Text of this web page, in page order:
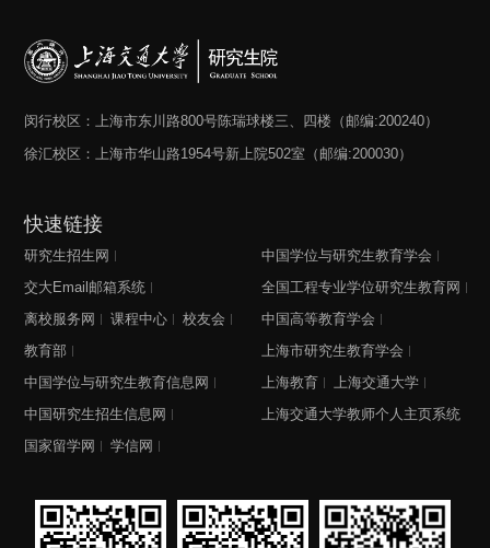
闵行校区：上海市东川路800号陈瑞球楼三、四楼（邮编:200240）
徐汇校区：上海市华山路1954号新上院502室（邮编:200030）
快速链接
研究生招生网
交大Email邮箱系统
离校服务网
课程中心
校友会
教育部
中国学位与研究生教育信息网
中国研究生招生信息网
国家留学网
学信网
中国学位与研究生教育学会
全国工程专业学位研究生教育网
中国高等教育学会
上海市研究生教育学会
上海教育
上海交通大学
上海交通大学教师个人主页系统